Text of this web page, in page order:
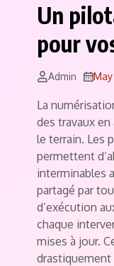
Un
pour
Admin May
La
des travaux
le terrain. Les
permettent
interminables
partagé par
d’exécution
chaque
mises à jour.